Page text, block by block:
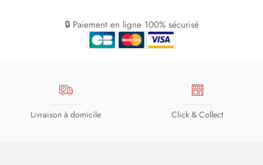
🔒 Paiement en ligne 100% sécurisé
Livraison à domicile Click & Collect